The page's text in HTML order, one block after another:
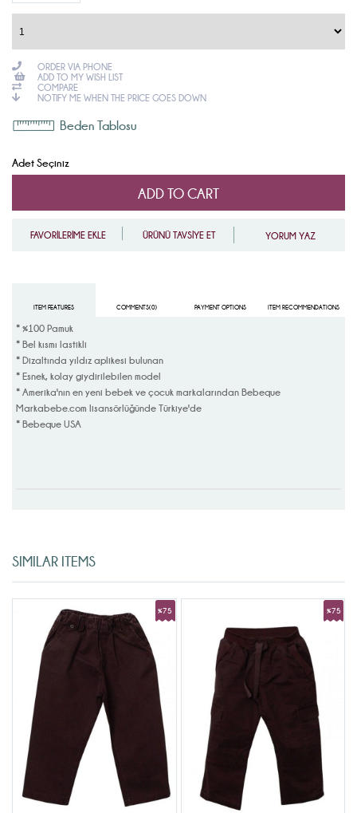
ORDER VIA PHONE
ADD TO MY WISH LIST
COMPARE
NOTIFY ME WHEN THE PRICE GOES DOWN
Beden Tablosu
Adet Seçiniz
ÜRÜNÜ TAVSİYE ET
FAVORİLERİME EKLE YORUM YAZ
ITEM FEATURES COMMENTS(0) PAYMENT OPTIONS ITEM RECOMMENDATIONS
* %100 Pamuk
* Bel kısmı lastikli
* Dizaltında yıldız aplikesi bulunan
* Esnek, kolay giydirilebilen model
* Amerika'nın en yeni bebek ve çocuk markalarından Bebeque
Markabebe.com lisansörlüğünde Türkiye'de
* Bebeque USA
SIMILAR ITEMS
%75 %75